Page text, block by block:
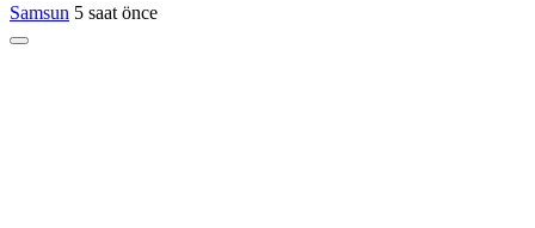
Samsun 5 saat önce